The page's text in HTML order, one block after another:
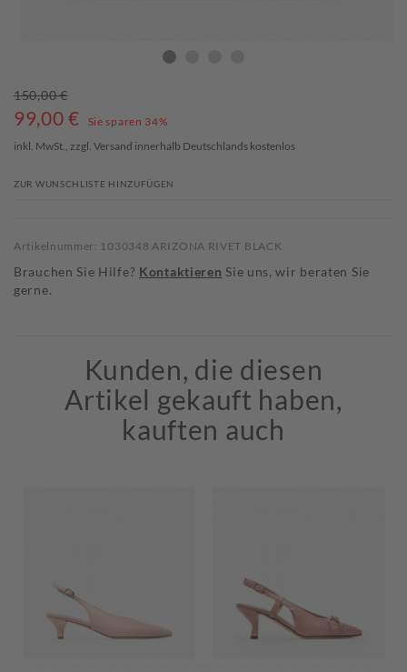
150,00 €
99,00 €
Sie sparen 34%
inkl. MwSt., zzgl. Versand innerhalb Deutschlands kostenlos
ZUR WUNSCHLISTE HINZUFÜGEN
Artikelnummer: 1030348 ARIZONA RIVET BLACK
Brauchen Sie Hilfe? Kontaktieren Sie uns, wir beraten Sie
gerne.
Kunden, die diesen
Artikel gekauft haben,
kauften auch